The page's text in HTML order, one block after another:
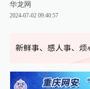
华龙网
2024-07-02 09:40:57